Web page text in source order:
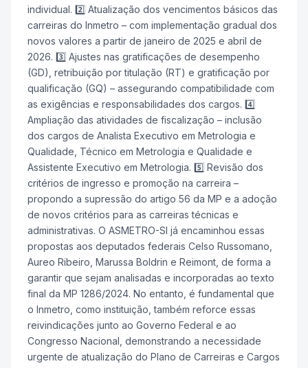
individual. 2️⃣ Atualização dos vencimentos básicos das
carreiras do Inmetro – com implementação gradual dos
novos valores a partir de janeiro de 2025 e abril de
2026. 3️⃣ Ajustes nas gratificações de desempenho
(GD), retribuição por titulação (RT) e gratificação por
qualificação (GQ) – assegurando compatibilidade com
as exigências e responsabilidades dos cargos. 4️⃣
Ampliação das atividades de fiscalização – inclusão
dos cargos de Analista Executivo em Metrologia e
Qualidade, Técnico em Metrologia e Qualidade e
Assistente Executivo em Metrologia. 5️⃣ Revisão dos
critérios de ingresso e promoção na carreira –
propondo a supressão do artigo 56 da MP e a adoção
de novos critérios para as carreiras técnicas e
administrativas. O ASMETRO-SI já encaminhou essas
propostas aos deputados federais Celso Russomano,
Aureo Ribeiro, Marussa Boldrin e Reimont, de forma a
garantir que sejam analisadas e incorporadas ao texto
final da MP 1286/2024. No entanto, é fundamental que
o Inmetro, como instituição, também reforce essas
reivindicações junto ao Governo Federal e ao
Congresso Nacional, demonstrando a necessidade
urgente de atualização do Plano de Carreiras e Cargos